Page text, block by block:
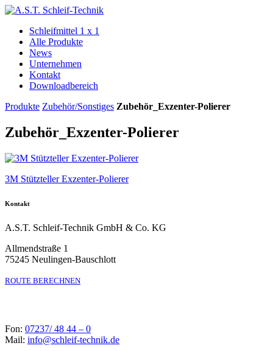
Schleifmittel 1 x 1
Alle Produkte
News
Unternehmen
Kontakt
Downloadbereich
Produkte Zubehör/Sonstiges Zubehör_Exzenter-Polierer
Zubehör_Exzenter-Polierer
3M Stützteller Exzenter-Polierer
Kontakt
A.S.T. Schleif-Technik GmbH & Co. KG
Allmendstraße 1
75245 Neulingen-Bauschlott
ROUTE BERECHNEN
Fon: 07237/ 48 44 – 0
Mail: info@schleif-technik.de